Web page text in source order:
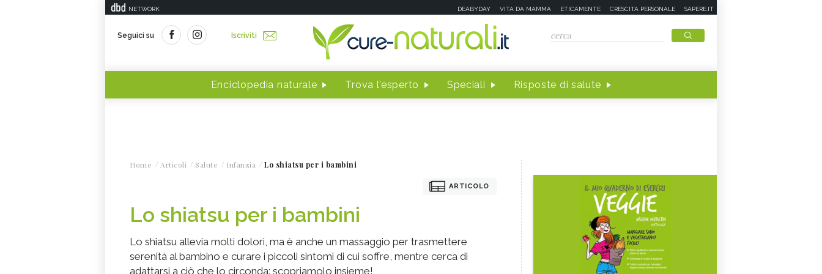
NETWORK DEABYDAY VITA DA MAMMA ETICAMENTE CRESCITA PERSONALE SAPERE.IT
Seguici su Iscriviti
Enciclopedia naturale Trova l'esperto Speciali Risposte di salute
Home Articoli Salute Infanzia Lo shiatsu per i bambini
ARTICOLO
Lo shiatsu per i bambini
Lo shiatsu allevia molti dolori, ma è anche un massaggio per trasmettere
serenità al bambino e curare i piccoli sintomi di cui soffre, mentre cerca di
adattarsi a ciò che lo circonda: scopriamolo insieme!